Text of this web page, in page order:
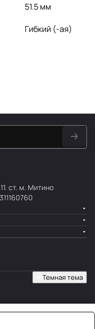
51.5 мм
Гибкий (-ая)
ст. м. Митино
Темная тема